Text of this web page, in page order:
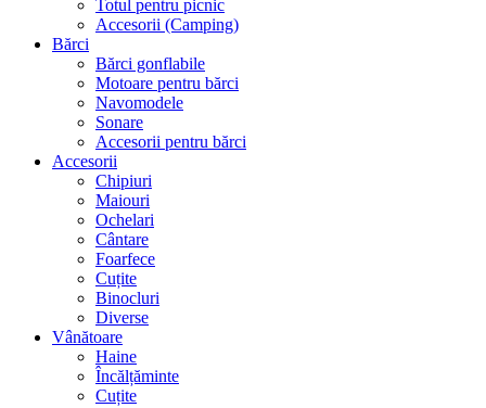
Totul pentru picnic
Accesorii (Camping)
Bărci
Bărci gonflabile
Motoare pentru bărci
Navomodele
Sonare
Accesorii pentru bărci
Accesorii
Chipiuri
Maiouri
Ochelari
Cântare
Foarfece
Cuțite
Binocluri
Diverse
Vânătoare
Haine
Încălțăminte
Cuțite